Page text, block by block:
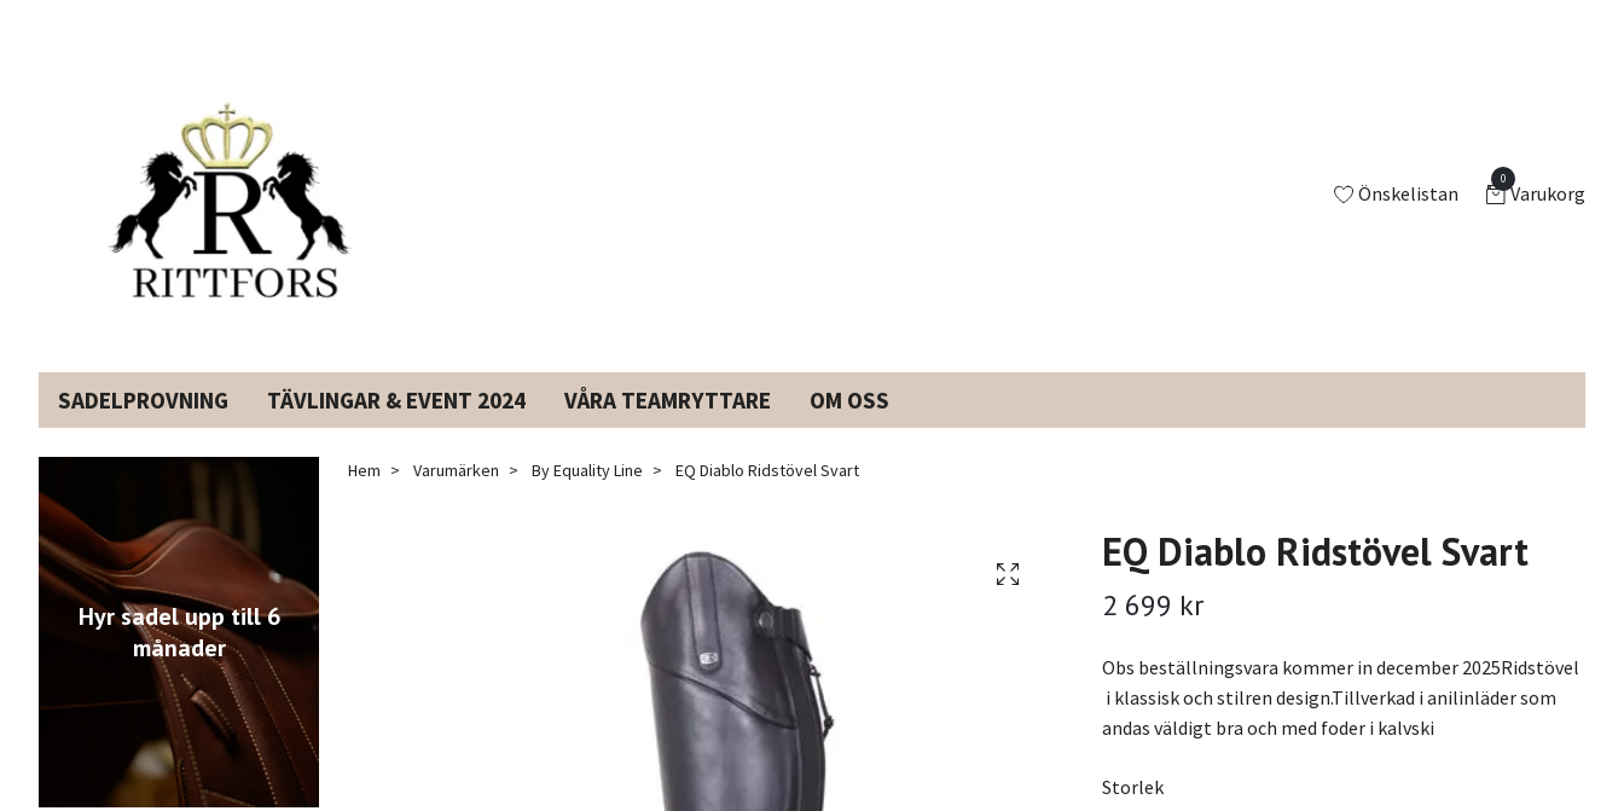
Önskelistan
0
Varukorg
SADELPROVNING TÄVLINGAR & EVENT 2024 VÅRA TEAMRYTTARE OM OSS
Hyr sadel upp till 6
månader
Hem Varumärken By Equality Line EQ Diablo Ridstövel Svart
EQ Diablo Ridstövel Svart
2 699 kr
Obs beställningsvara kommer in december 2025Ridstövel
i klassisk och stilren design.Tillverkad i anilinläder som
andas väldigt bra och med foder i kalvski
Storlek